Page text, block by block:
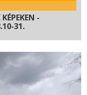
-
31.